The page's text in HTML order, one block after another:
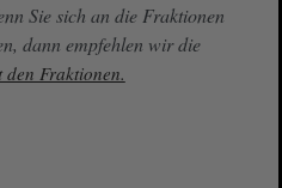
Sie sich an die Fraktionen
dann empfehlen wir die
Fraktionen.